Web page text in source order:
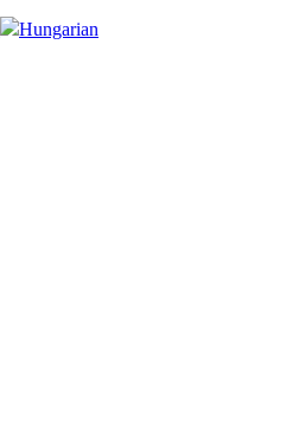
Hungarian